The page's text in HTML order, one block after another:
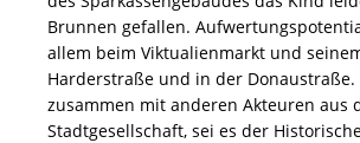
Brunnen gefallen.
allem beim Viktualienmarkt und
Harderstraße und in der Donaustraße.
zusammen mit anderen Akteuren aus
Stadtgesellschaft, sei es der